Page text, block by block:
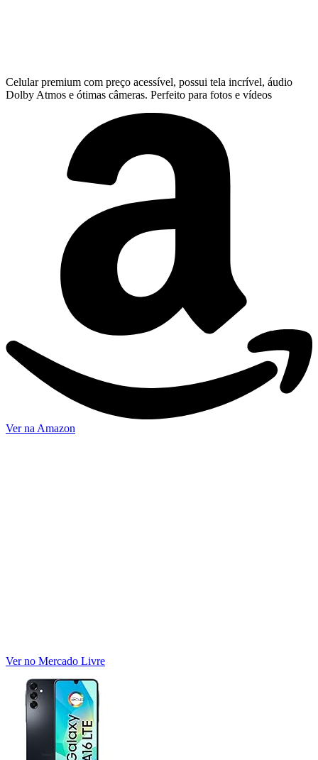
Celular premium com preço acessível, possui tela incrível, áudio
Dolby Atmos e ótimas câmeras. Perfeito para fotos e vídeos
Ver na Amazon
Ver no Mercado Livre